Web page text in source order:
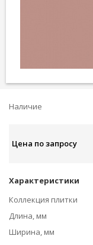
Наличие
Цена по запросу
Характеристики
Коллекция плитки
Длина, мм
Ширина, мм